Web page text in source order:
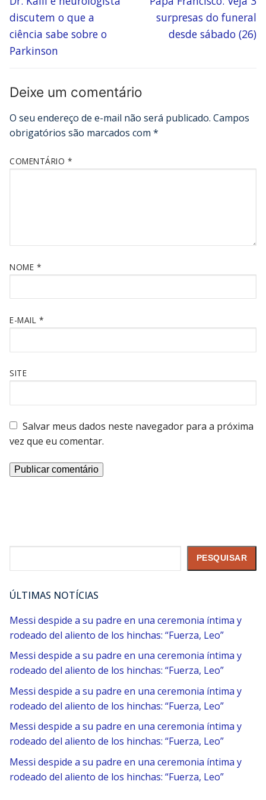
discutem o que a
ciência sabe sobre o
Parkinson
surpresas do funeral
desde sábado (26)
Deixe um comentário
O seu endereço de e-mail não será publicado. Campos
obrigatórios são marcados com *
COMENTÁRIO *
NOME *
E-MAIL *
SITE
Salvar meus dados neste navegador para a próxima
vez que eu comentar.
PESQUISAR
ÚLTIMAS NOTÍCIAS
Messi despide a su padre en una ceremonia íntima y
rodeado del aliento de los hinchas: “Fuerza, Leo”
Messi despide a su padre en una ceremonia íntima y
rodeado del aliento de los hinchas: “Fuerza, Leo”
Messi despide a su padre en una ceremonia íntima y
rodeado del aliento de los hinchas: “Fuerza, Leo”
Messi despide a su padre en una ceremonia íntima y
rodeado del aliento de los hinchas: “Fuerza, Leo”
Messi despide a su padre en una ceremonia íntima y
rodeado del aliento de los hinchas: “Fuerza, Leo”